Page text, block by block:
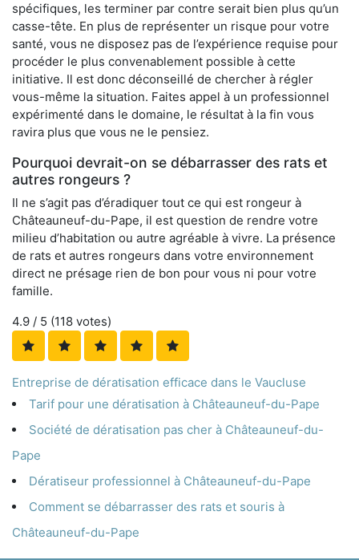
spécifiques, les terminer par contre serait bien plus qu’un
casse-tête. En plus de représenter un risque pour votre
santé, vous ne disposez pas de l’expérience requise pour
procéder le plus convenablement possible à cette
initiative. Il est donc déconseillé de chercher à régler
vous-même la situation. Faites appel à un professionnel
expérimenté dans le domaine, le résultat à la fin vous
ravira plus que vous ne le pensiez.
Pourquoi devrait-on se débarrasser des rats et
autres rongeurs ?
Il ne s’agit pas d’éradiquer tout ce qui est rongeur à
Châteauneuf-du-Pape, il est question de rendre votre
milieu d’habitation ou autre agréable à vivre. La présence
de rats et autres rongeurs dans votre environnement
direct ne présage rien de bon pour vous ni pour votre
famille.
4.9 / 5 (118 votes)
Entreprise de dératisation efficace dans le Vaucluse
Tarif pour une dératisation à Châteauneuf-du-Pape
Société de dératisation pas cher à Châteauneuf-du-
Pape
Dératiseur professionnel à Châteauneuf-du-Pape
Comment se débarrasser des rats et souris à
Châteauneuf-du-Pape